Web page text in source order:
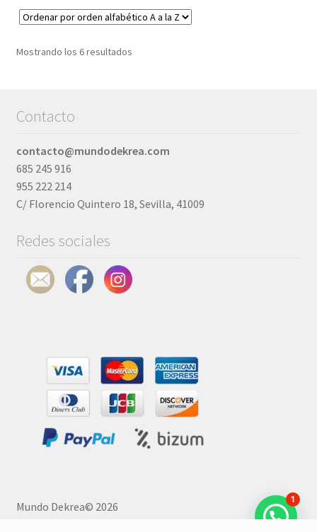
Mostrando los 6 resultados
Contacto
contacto@mundodekrea.com
685 245 916
955 222 214
C/ Florencio Quintero 18, Sevilla, 41009
Redes sociales
Mundo Dekrea© 2026
1